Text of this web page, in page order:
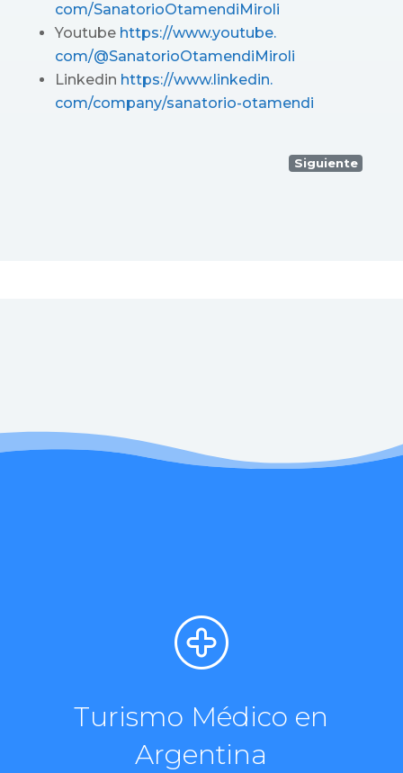
com/SanatorioOtamendiMiroli
Youtube https://www.youtube.
com/@SanatorioOtamendiMiroli
Linkedin https://www.linkedin.
com/company/sanatorio-otamendi
Siguiente
Turismo Médico en
Argentina